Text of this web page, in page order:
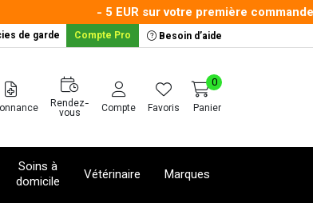
- 5 EUR sur votre première commande
de garde Compte Pro Besoin d’aide
Rendez-
vous Compte Favoris Panier
0
Soins à
domicile
Vétérinaire Marques